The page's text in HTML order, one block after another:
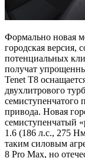
Формально новая
городская версия,
потенциальных
получат
Tenet T8
двухлитрового
семиступенчатого
привода. Новая
семиступенчатый
1.6 (186 л.с., 275
таким силовым
8 Pro Max, но